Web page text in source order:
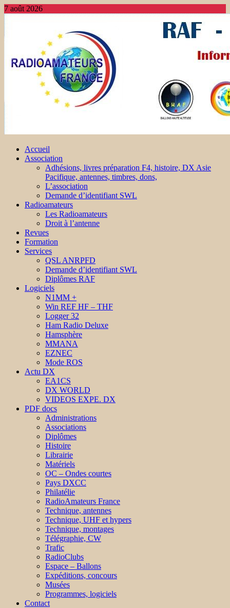
7 août 2026
Accueil
Association
Adhésions, livres préparation F4, histoire, DX Asie
Pacifique, antennes, timbres, dons,
L’association
Demande d’identifiant SWL
Radioamateurs
Les Radioamateurs
Droit à l’antenne
Revues
Formation
Services
QSL ANRPFD
Demande d’identifiant SWL
Diplômes RAF
Logiciels
N1MM +
Win REF HF – THF
Logger 32
Ham Radio Deluxe
Hamsphère
MMANA
EZNEC
Mode ROS
Actu DX
EA1CS
DX WORLD
VIDEOS EXPE. DX
PDF docs
Administrations
Associations
Diplômes
Histoire
Librairie
Matériels
OC – Ondes courtes
Pays DXCC
Philatélie
RadioAmateurs France
Technique, antennes
Technique, UHF et hypers
Technique, montages
Télégraphie, CW
Trafic
RadioClubs
Espace – Ballons
Expéditions, concours
Musées
Programmes, logiciels
Contact